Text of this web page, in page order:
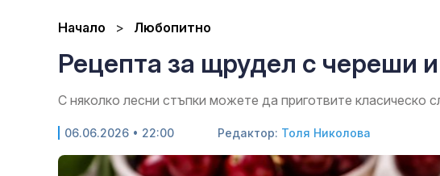
Начало Любопитно
Рецепта за щрудел с череши
С няколко лесни стъпки можете да приготвите класическо
06.06.2026 • 22:00 Редактор: Толя Николова